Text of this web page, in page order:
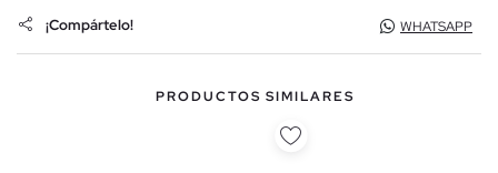
¡Compártelo! WHATSAPP
PRODUCTOS SIMILARES